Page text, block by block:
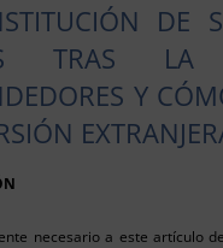
DE
TRAS
Y
necesario a este artículo